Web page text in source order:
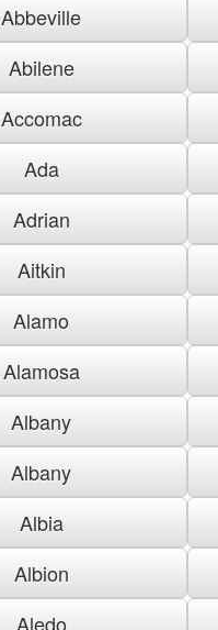
Abbeville
Abilene
Accomac
Ada
Adrian
Aitkin
Alamo
Alamosa
Albany
Albany
Albia
Albion
Aledo